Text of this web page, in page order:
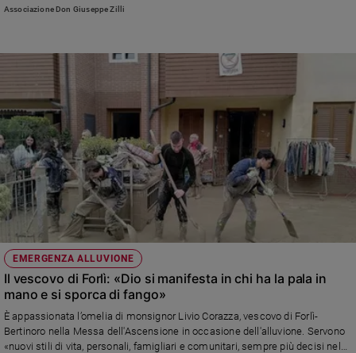
Volontariato
Caso
della
settimana
Migranti
Diversità
e
inclusione
Costume
Cultura
e
spettacoli
Sanremo
2026
Associazione Don Giuseppe Zilli
EMERGENZA ALLUVIONE
Il vescovo di Forlì: «Dio si manifesta in chi ha la pala in
mano e si sporca di fango»
È appassionata l’omelia di monsignor Livio Corazza, vescovo di Forlì-
Bertinoro nella Messa dell'Ascensione in occasione dell'alluvione. Servono
«nuovi stili di vita, personali, famigliari e comunitari, sempre più decisi nel